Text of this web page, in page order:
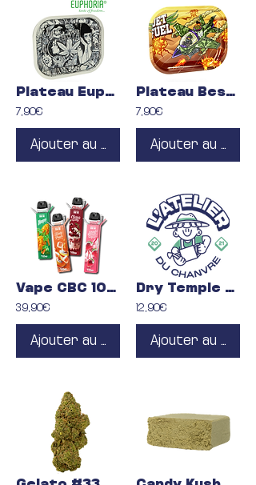
Plateau Euphoria Mystical Taille S
7,90€
Ajouter au panier
Plateau Best Buds Jet Fuel Taille S
7,90€
Ajouter au panier
Vape CBC 1000mg
39,90€
Ajouter au panier
Dry Temple Ball CBC
12,90€
Ajouter au panier